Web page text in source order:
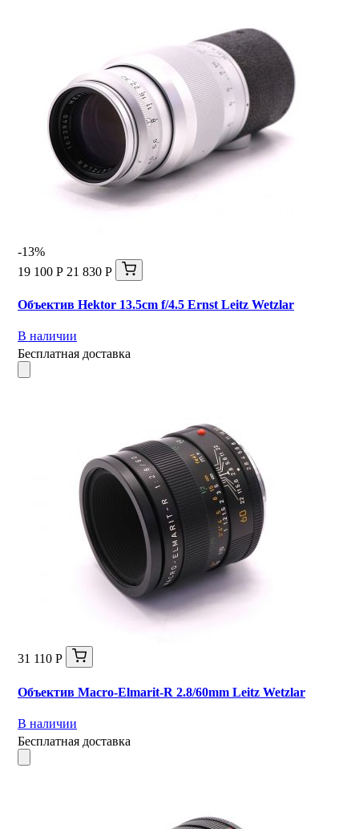
-13%
19 100 Р 21 830 Р
Объектив Hektor 13.5cm f/4.5 Ernst Leitz Wetzlar
В наличии
Бесплатная доставка
31 110 Р
Объектив Macro-Elmarit-R 2.8/60mm Leitz Wetzlar
В наличии
Бесплатная доставка